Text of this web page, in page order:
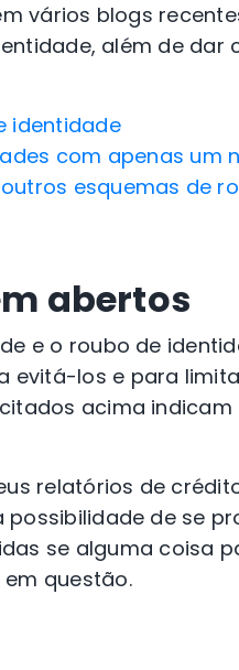
vários blogs
além de dar
identidade
com apenas um
esquemas de
abertos
e o roubo de
evitá-los e para
acima indicam
relatórios de
de se
se alguma coisa
questão.